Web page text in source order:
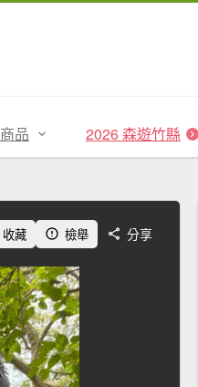
商品 2026 森遊竹縣
收藏 檢舉 分享